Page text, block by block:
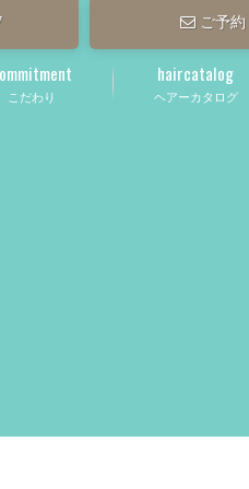
ご予約
こだわり ヘアーカタログ
haircatalog